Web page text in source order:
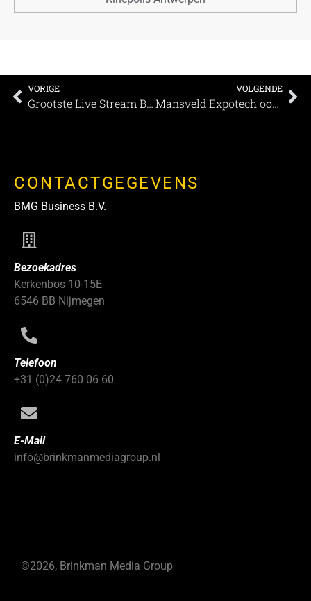
VORIGE
Grootste Live Stream Bingo van Nederland
VOLGENDE
Mansveld Expotech ook de komende vijf jaar huisinstallateur van MECC Maastricht
CONTACTGEGEVENS
BMG Business B.V.
Bezoekadres
Kerkenbos 10-15E
6546 BB Nijmegen
Telefoon
+31 (0)24 760 06 60
E-Mail
info@brinkmanmediagroup.nl
©2026, Brinkman Media Group